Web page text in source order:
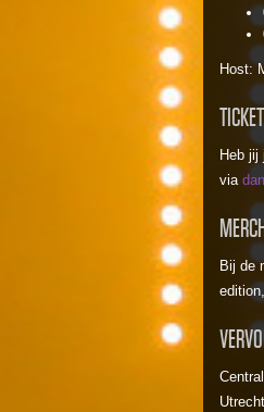
Host:
Heb jij
via
Bij de